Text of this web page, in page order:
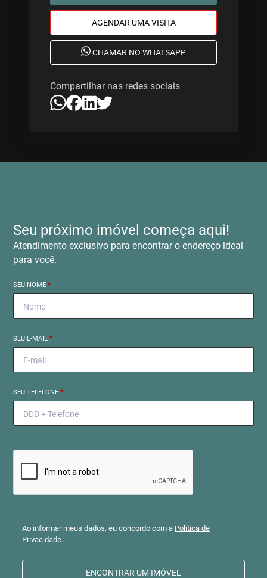
AGENDAR UMA VISITA
CHAMAR NO WHATSAPP
Compartilhar nas redes sociais
Seu próximo imóvel começa aqui!
Atendimento exclusivo para encontrar o endereço ideal
para você.
SEU NOME*
SEU E-MAIL*
SEU TELEFONE*
Ao informar meus dados, eu concordo com a Política de
Privacidade.
ENCONTRAR UM IMÓVEL